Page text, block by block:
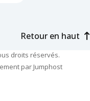
Retour en haut
droits réservés.
par Jumphost